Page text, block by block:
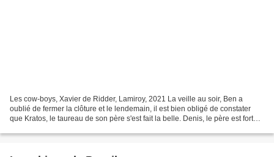
Les cow-boys, Xavier de Ridder, Lamiroy, 2021 La veille au soir, Ben a
oublié de fermer la clôture et le lendemain, il est bien obligé de constater
que Kratos, le taureau de son père s'est fait la belle. Denis, le père est fort